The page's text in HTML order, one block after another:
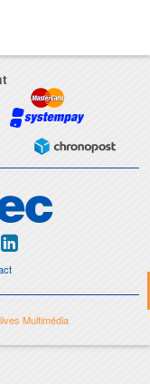
Multimédia